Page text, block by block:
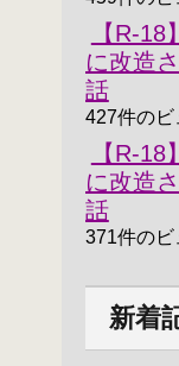
【R-
に改造
話
427件のビ
【R-
に改造
話
371件のビ
新着